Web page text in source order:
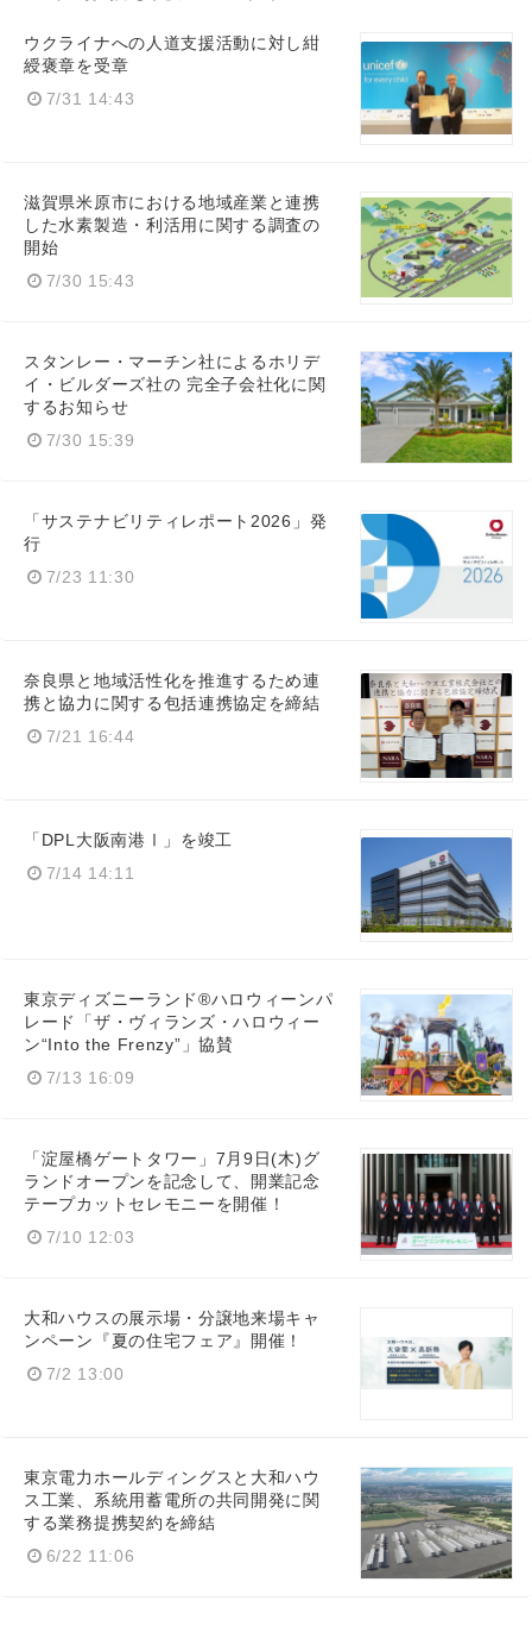
ウクライナへの人道支援活動に対し紺
綬褒章を受章
7/31 14:43
滋賀県米原市における地域産業と連携
した水素製造・利活用に関する調査の
開始
7/30 15:43
スタンレー・マーチン社によるホリデ
イ・ビルダーズ社の 完全子会社化に関
するお知らせ
7/30 15:39
「サステナビリティレポート2026」発
行
7/23 11:30
奈良県と地域活性化を推進するため連
携と協力に関する包括連携協定を締結
7/21 16:44
「DPL大阪南港Ⅰ」を竣工
7/14 14:11
東京ディズニーランド®ハロウィーンパ
レード「ザ・ヴィランズ・ハロウィー
ン“Into the Frenzy”」協賛
7/13 16:09
「淀屋橋ゲートタワー」7月9日(木)グ
ランドオープンを記念して、開業記念
テープカットセレモニーを開催！
7/10 12:03
大和ハウスの展示場・分譲地来場キャ
ンペーン『夏の住宅フェア』開催！
7/2 13:00
東京電力ホールディングスと大和ハウ
ス工業、系統用蓄電所の共同開発に関
する業務提携契約を締結
6/22 11:06